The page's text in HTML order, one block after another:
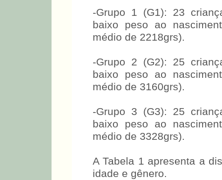
-Grupo 1 (G1): 23
baixo peso ao
médio de 2218grs).
-Grupo 2 (G2): 25
baixo peso ao
médio de 3160grs).
-Grupo 3 (G3): 25
baixo peso ao
médio de 3328grs).
A Tabela 1 apresenta a
idade e gênero.